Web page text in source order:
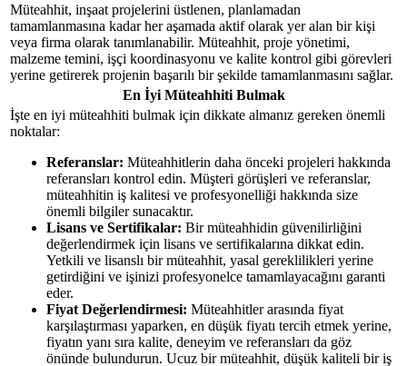
Müteahhit, inşaat projelerini üstlenen, planlamadan
tamamlanmasına kadar her aşamada aktif olarak yer alan bir kişi
veya firma olarak tanımlanabilir. Müteahhit, proje yönetimi,
malzeme temini, işçi koordinasyonu ve kalite kontrol gibi görevleri
yerine getirerek projenin başarılı bir şekilde tamamlanmasını sağlar.
En İyi Müteahhiti Bulmak
İşte en iyi müteahhiti bulmak için dikkate almanız gereken önemli
noktalar:
Referanslar: Müteahhitlerin daha önceki projeleri hakkında
referansları kontrol edin. Müşteri görüşleri ve referanslar,
müteahhitin iş kalitesi ve profesyonelliği hakkında size
önemli bilgiler sunacaktır.
Lisans ve Sertifikalar: Bir müteahhidin güvenilirliğini
değerlendirmek için lisans ve sertifikalarına dikkat edin.
Yetkili ve lisanslı bir müteahhit, yasal gereklilikleri yerine
getirdiğini ve işinizi profesyonelce tamamlayacağını garanti
eder.
Fiyat Değerlendirmesi: Müteahhitler arasında fiyat
karşılaştırması yaparken, en düşük fiyatı tercih etmek yerine,
fiyatın yanı sıra kalite, deneyim ve referansları da göz
önünde bulundurun. Ucuz bir müteahhit, düşük kaliteli bir iş